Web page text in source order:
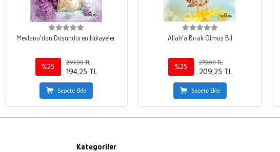
Mevlana'dan Düşündüren Hikayeler
%25
259,00 TL
194,25 TL
Sepete Ekle
Allah'a Bırak Olmuş Bil
%25
279,00 TL
209,25 TL
Sepete Ekle
Kategoriler